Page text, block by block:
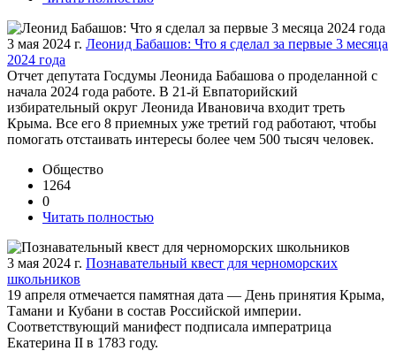
3 мая 2024 г. Леонид Бабашов: Что я сделал за первые 3 месяца
2024 года
Отчет депутата Госдумы Леонида Бабашова о проделанной с
начала 2024 года работе. В 21-й Евпаторийский
избирательный округ Леонида Ивановича входит треть
Крыма. Все его 8 приемных уже третий год работают, чтобы
помогать отстаивать интересы более чем 500 тысяч человек.
Общество
1264
0
Читать полностью
3 мая 2024 г. Познавательный квест для черноморских
школьников
19 апреля отмечается памятная дата — День принятия Крыма,
Тамани и Кубани в состав Российской империи.
Соответствующий манифест подписала императрица
Екатерина II в 1783 году.